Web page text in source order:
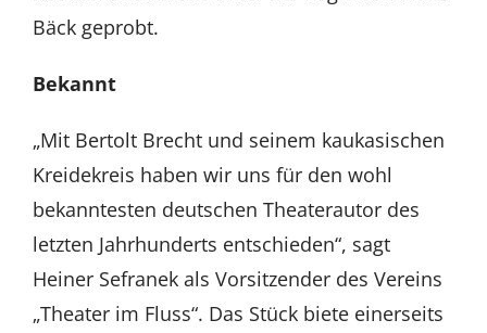
Bäck geprobt.
Bekannt
„Mit Bertolt Brecht und seinem kaukasischen
Kreidekreis haben wir uns für den wohl
bekanntesten deutschen Theaterautor des
letzten Jahrhunderts entschieden“, sagt
Heiner Sefranek als Vorsitzender des Vereins
„Theater im Fluss“. Das Stück biete einerseits